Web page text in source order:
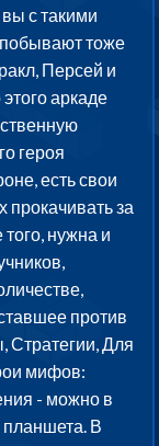
с такими
тоже
Персей и
аркаде
героя
есть свои
за
нужна и
против
Стратегии, Для
мифов:
- можно в
В